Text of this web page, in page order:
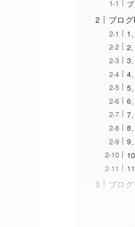
ブロ
1
2
3
4
5
6
7
8
9
ブロ